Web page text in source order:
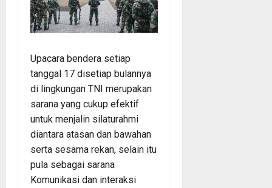
Upacara bendera setiap
tanggal 17 disetiap bulannya
di lingkungan TNI merupakan
sarana yang cukup efektif
untuk menjalin silaturahmi
diantara atasan dan bawahan
serta sesama rekan, selain itu
pula sebagai sarana
Komunikasi dan interaksi